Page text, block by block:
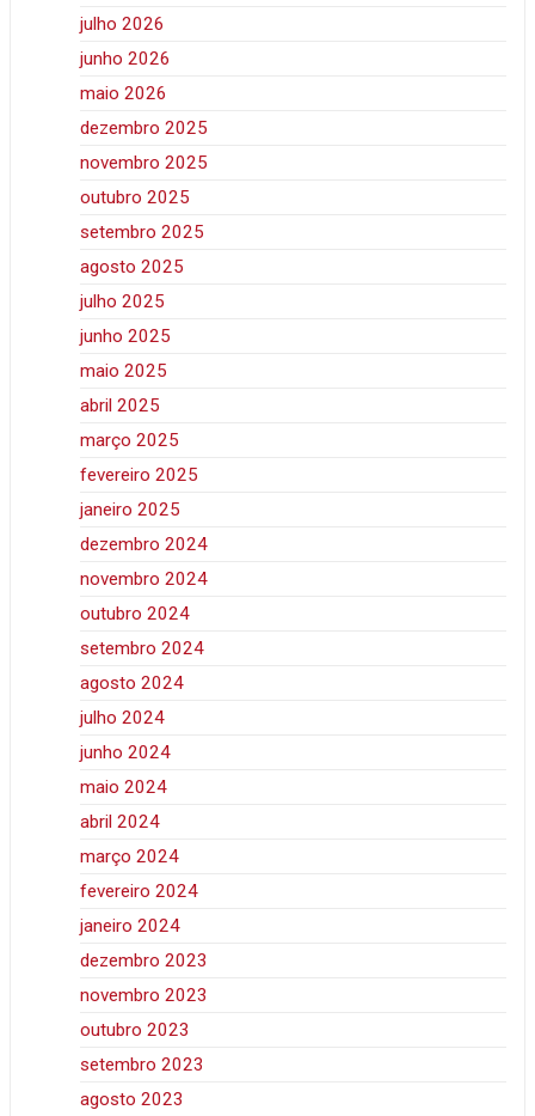
julho 2026
junho 2026
maio 2026
dezembro 2025
novembro 2025
outubro 2025
setembro 2025
agosto 2025
julho 2025
junho 2025
maio 2025
abril 2025
março 2025
fevereiro 2025
janeiro 2025
dezembro 2024
novembro 2024
outubro 2024
setembro 2024
agosto 2024
julho 2024
junho 2024
maio 2024
abril 2024
março 2024
fevereiro 2024
janeiro 2024
dezembro 2023
novembro 2023
outubro 2023
setembro 2023
agosto 2023